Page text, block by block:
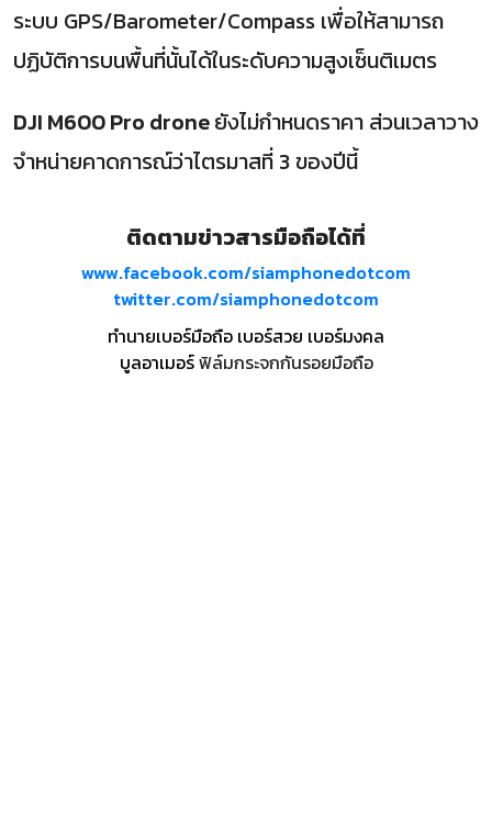
ระบบ GPS/Barometer/Compass เพื่อให้สามารถ
ปฏิบัติการบนพื้นที่นั้นได้ในระดับความสูงเซ็นติเมตร
DJI M600 Pro droneยังไม่กำหนดราคา ส่วนเวลาวาง
จำหน่ายคาดการณ์ว่าไตรมาสที่ 3 ของปีนี้
ติดตามข่าวสารมือถือได้ที่
www.facebook.com/siamphonedotcom
twitter.com/siamphonedotcom
ทำนายเบอร์มือถือ เบอร์สวย เบอร์มงคล
บูลอาเมอร์ฟิล์มกระจกกันรอยมือถือ